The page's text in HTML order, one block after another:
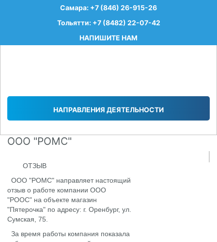
Самара: +7 (846) 26-915-26
Тольятти: +7 (8482) 22-07-42
НАПИШИТЕ НАМ
НАПРАВЛЕНИЯ ДЕЯТЕЛЬНОСТИ
ООО "РОМС"
ОТЗЫВ
ООО "РОМС" направляет настоящий
отзыв о работе компании ООО
"РООС" на объекте магазин
"Пятерочка" по адресу: г. Оренбург, ул.
Сумская, 75.
За время работы компания показала